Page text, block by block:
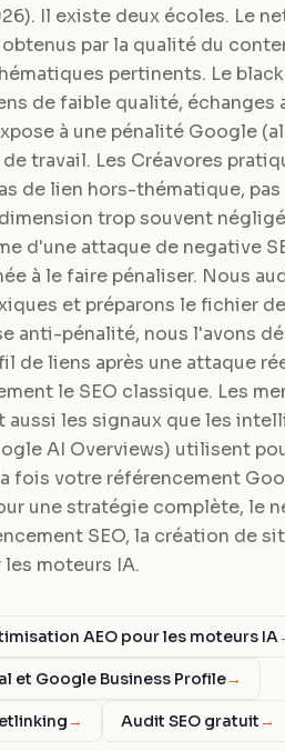
Il existe deux écoles. Le
par la qualité du
pertinents. Le
de faible qualité,
à une pénalité Google
travail. Les Créavores
de lien hors-thématique,
trop souvent
d'une attaque de negative
à le faire pénaliser. Nous
et préparons le fichier
anti-pénalité, nous l'avons
de liens après une attaque
le SEO classique. Les
les signaux que les
AI Overviews) utilisent
fois votre référencement
une stratégie complète, le
SEO, la création de
moteurs IA.
AEO pour les moteurs IA
et Google Business Profile→
→ Audit SEO gratuit→